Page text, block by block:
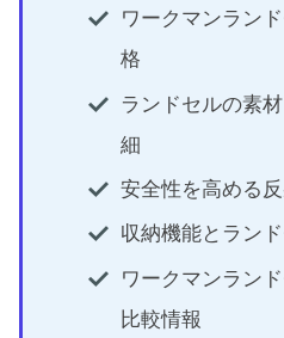
ワークマンラン
格
ランドセルの素
細
安全性を高める
収納機能とラン
ワークマンラン
比較情報